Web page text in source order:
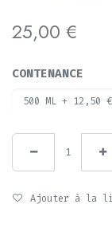
25,00 €
CONTENANCE
Ajouter à la